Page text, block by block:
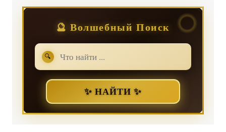
🔮 Волшебный Поиск
🔍
✨ НАЙТИ ✨